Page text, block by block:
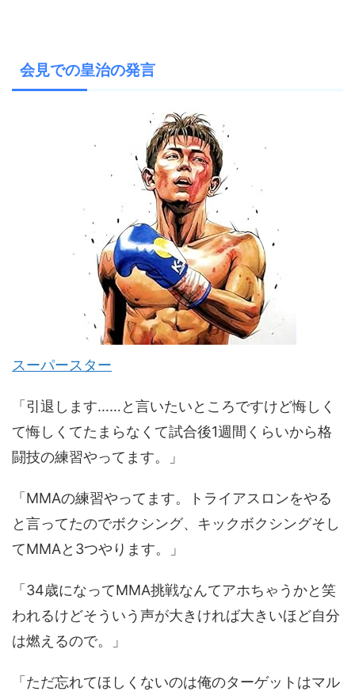
会見での皇治の発言
スーパースター
「引退します……と言いたいところですけど悔しく
て悔しくてたまらなくて試合後1週間くらいから格
闘技の練習やってます。」
「MMAの練習やってます。トライアスロンをやる
と言ってたのでボクシング、キックボクシングそし
てMMAと3つやります。」
「34歳になってMMA挑戦なんてアホちゃうかと笑
われるけどそういう声が大きければ大きいほど自分
は燃えるので。」
「ただ忘れてほしくないのは俺のターゲットはマル